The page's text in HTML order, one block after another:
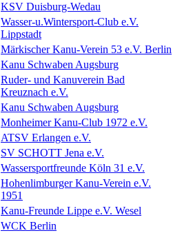
KSV Duisburg-Wedau
Wasser-u.Wintersport-Club e.V.
Lippstadt
Märkischer Kanu-Verein 53 e.V. Berlin
Kanu Schwaben Augsburg
Ruder- und Kanuverein Bad
Kreuznach e.V.
Kanu Schwaben Augsburg
Monheimer Kanu-Club 1972 e.V.
ATSV Erlangen e.V.
SV SCHOTT Jena e.V.
Wassersportfreunde Köln 31 e.V.
Hohenlimburger Kanu-Verein e.V.
1951
Kanu-Freunde Lippe e.V. Wesel
WCK Berlin